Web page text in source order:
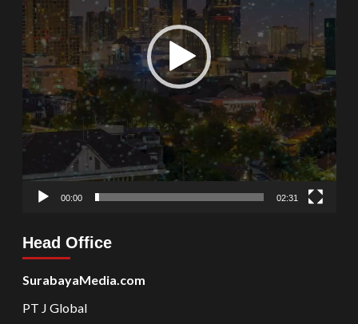
00:00 02:31
Head Office
SurabayaMedia.com
PT J Global